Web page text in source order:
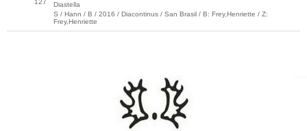
127
Diastella
S / Hann / B / 2016 / Diacontinus / San Brasil / B: Frey,Henriette / Z:
Frey,Henriette